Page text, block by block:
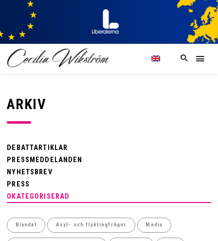
ARKIV
DEBATTARTIKLAR
PRESSMEDDELANDEN
NYHETSBREV
PRESS
OKATEGORISERAD
Blandat Asyl- och flyktingfrågor Media